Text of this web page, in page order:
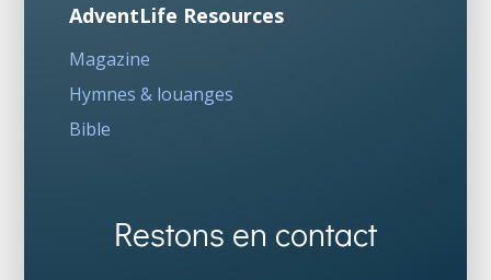
AdventLife Resources
Magazine
Hymnes & louanges
Bible
Restons en contact